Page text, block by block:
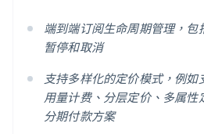
端到端订阅生命周期管理，包
暂停和取消
支持多样化的定价模式，例
用量计费、分层定价、多属
分期付款方案